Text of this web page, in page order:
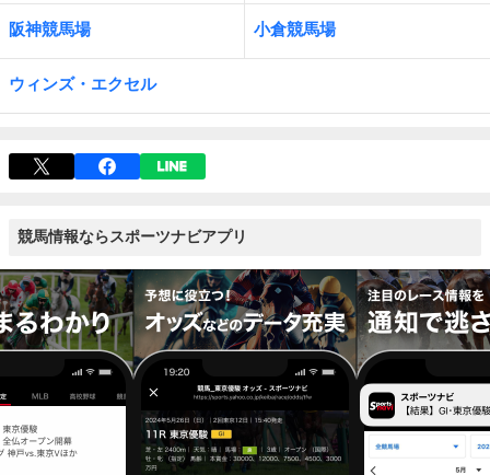
阪神競馬場 小倉競馬場
ウィンズ・エクセル
競馬情報ならスポーツナビアプリ